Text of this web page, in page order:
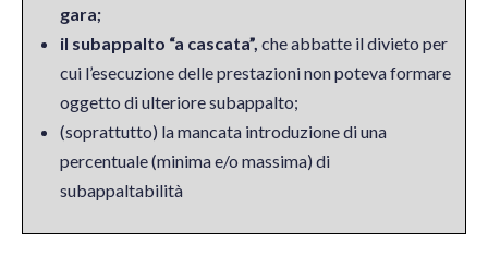
gara;
il subappalto “a cascata”, che abbatte il divieto per
cui l’esecuzione delle prestazioni non poteva formare
oggetto di ulteriore subappalto;
(soprattutto) la mancata introduzione di una
percentuale (minima e/o massima) di
subappaltabilità